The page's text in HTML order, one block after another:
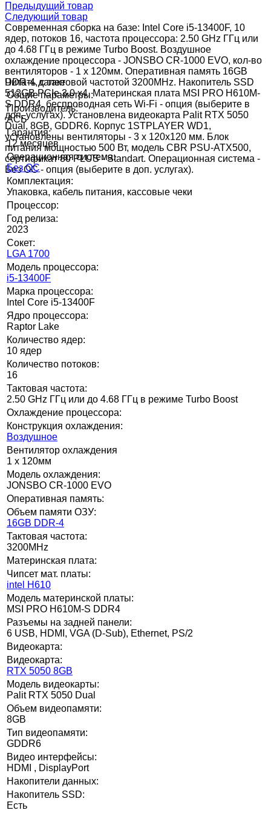
Предыдущий товар
Следующий товар
Современная сборка на базе: Intel Core i5-13400F, 10
ядер, потоков 16, частота процессора: 2.50 GHz ГГц или
до 4.68 ГГц в режиме Turbo Boost. Воздушное
охлаждение процессора - JONSBO CR-1000 EVO, кол-во
вентиляторов - 1 x 120мм. Оперативная память 16GB
DDR-4, с тактовой частотой 3200MHz. Накопитель SSD
512GB PCIe 3.0 x4. Материнская плата MSI PRO H610M-
S DDR4, беспроводная сеть Wi-Fi - опция (выберите в
доп. услугах). Установлена видеокарта Palit RTX 5050
Dual, 8GB, GDDR6. Корпус 1STPLAYER WD1,
установлены вентиляторы - 3 x 120x120 мм. Блок
питания мощностью 500 Вт, модель CBR PSU-ATX500,
сертификат 80 PLUS - Standart. Операционная система -
Без ОС - опция (выберите в доп. услугах).
Читать далее
Общие параметры:
Производитель:
АСБ
Гарантия:
12 месяцев
Операционная система:
Без ОС
Комплектация:
Упаковка, кабель питания, кассовые чеки
Процессор:
Год релиза:
2023
Сокет:
LGA 1700
Модель процессора:
i5-13400F
Марка процессора:
Intel Core i5-13400F
Ядро процессора:
Raptor Lake
Количество ядер:
10 ядер
Количество потоков:
16
Тактовая частота:
2.50 GHz ГГц или до 4.68 ГГц в режиме Turbo Boost
Охлаждение процессора:
Конструкция охлаждения:
Воздушное
Вентилятор охлаждения
1 x 120мм
Модель охлаждения:
JONSBO CR-1000 EVO
Оперативная память:
Объем памяти ОЗУ:
16GB DDR-4
Тактовая частота:
3200MHz
Материнская плата:
Чипсет мат. платы:
intel H610
Модель материнской платы:
MSI PRO H610M-S DDR4
Разъемы на задней панели:
6 USB, HDMI, VGA (D-Sub), Ethernet, PS/2
Видеокарта:
Видеокарта:
RTX 5050 8GB
Модель видеокарты:
Palit RTX 5050 Dual
Объем видеопамяти:
8GB
Тип видеопамяти:
GDDR6
Видео интерфейсы:
HDMI , DisplayPort
Накопители данных:
Накопитель SSD:
Есть